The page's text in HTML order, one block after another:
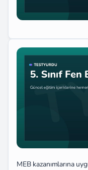
MEB kazanımlarına